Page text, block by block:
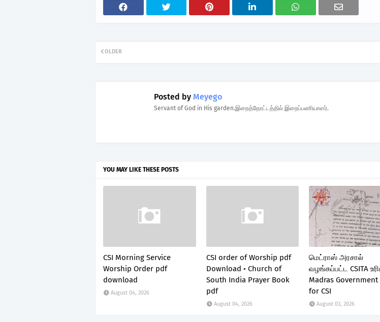
OLDER
Posted by Meyego
Servant of God in His garden.இறைத்தோட்டத்தில் இறைப்பணியாளர்.
YOU MAY LIKE THESE POSTS
CSI Morning Service
Worship Order pdf
download
August 04, 2026
CSI order of Worship pdf
Download • Church of
South India Prayer Book
pdf
August 04, 2026
மெட்ராஸ் அரசால்
வழங்கப்பட்ட CSITA
Madras
for CSI
August 03, 2026